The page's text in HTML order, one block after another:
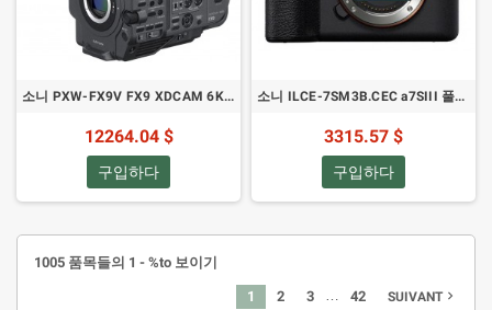
소니 PXW-FX9V FX9 XDCAM 6K 풀프레임 카메라 시스템
12264.04 $
구입하다
소니 ILCE-7SM3B.CEC a7SIII 풀프레임 미러리스 카메라
3315.57 $
구입하다
1005 품목들의 1 - %to 보이기
1 2 3 42 SUIVANTnavigate_next